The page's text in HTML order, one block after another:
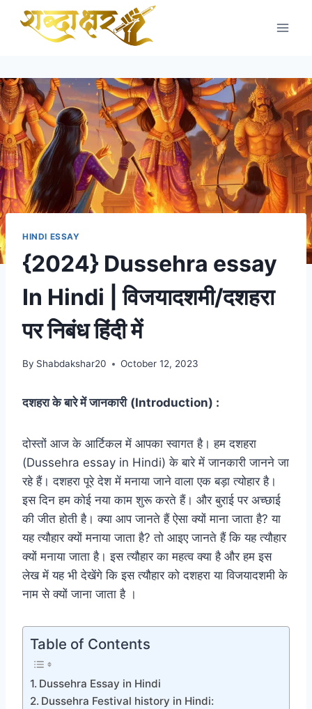
HINDI ESSAY
{2024} Dussehra essay
In Hindi | विजयादशमी/दशहरा
पर निबंध हिंदी में
By Shabdakshar20 October 12, 2023
दशहरा के बारे में जानकारी (Introduction) :
दोस्तों आज के आर्टिकल में आपका स्वागत है। हम दशहरा
(Dussehra essay in Hindi) के बारे में जानकारी जानने जा
रहे हैं। दशहरा पूरे देश में मनाया जाने वाला एक बड़ा त्योहार है।
इस दिन हम कोई नया काम शुरू करते हैं। और बुराई पर अच्छाई
की जीत होती है। क्या आप जानते हैं ऐसा क्यों माना जाता है? या
यह त्यौहार क्यों मनाया जाता है? तो आइए जानते हैं कि यह त्यौहार
क्यों मनाया जाता है। इस त्यौहार का महत्व क्या है और हम इस
लेख में यह भी देखेंगे कि इस त्यौहार को दशहरा या विजयादशमी के
नाम से क्यों जाना जाता है ।
Table of Contents
Dussehra Essay in Hindi
Dussehra Festival history in Hindi: